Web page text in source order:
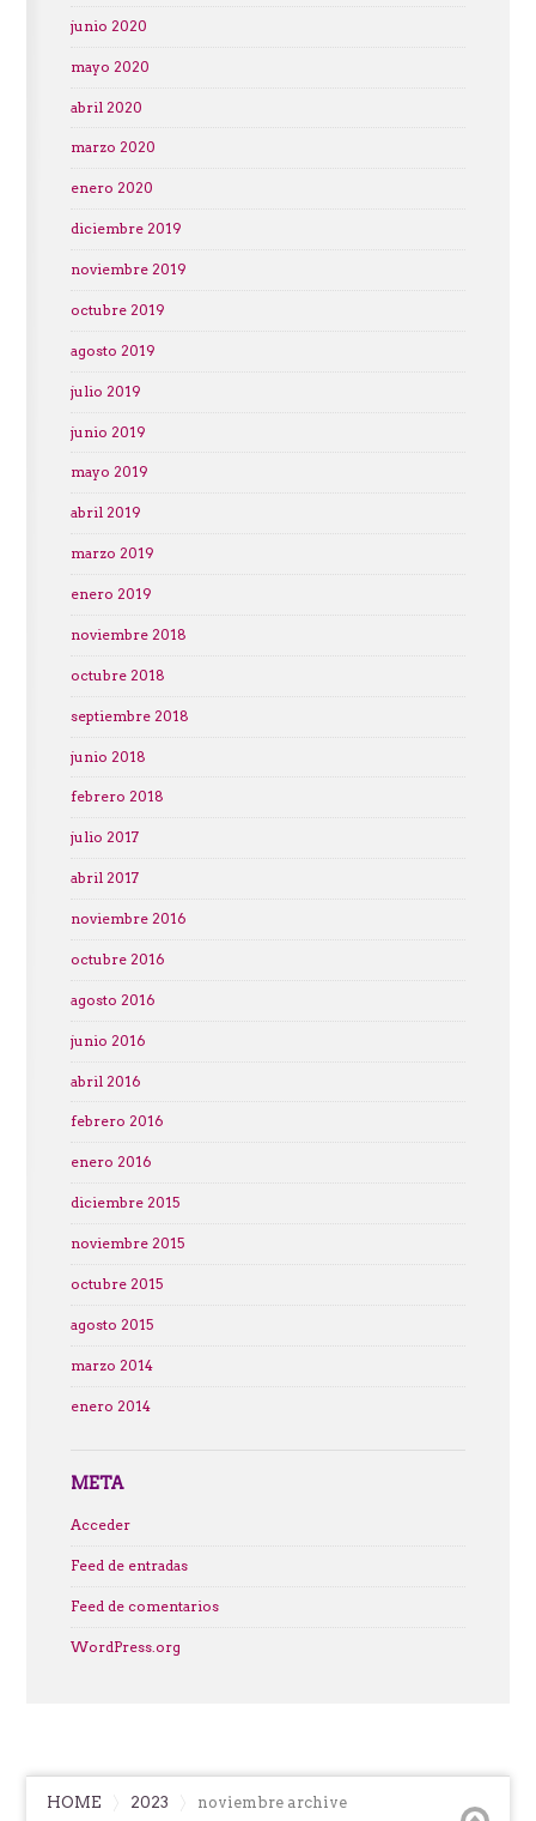
junio 2020
mayo 2020
abril 2020
marzo 2020
enero 2020
diciembre 2019
noviembre 2019
octubre 2019
agosto 2019
julio 2019
junio 2019
mayo 2019
abril 2019
marzo 2019
enero 2019
noviembre 2018
octubre 2018
septiembre 2018
junio 2018
febrero 2018
julio 2017
abril 2017
noviembre 2016
octubre 2016
agosto 2016
junio 2016
abril 2016
febrero 2016
enero 2016
diciembre 2015
noviembre 2015
octubre 2015
agosto 2015
marzo 2014
enero 2014
META
Acceder
Feed de entradas
Feed de comentarios
WordPress.org
HOME 2023 noviembre archive